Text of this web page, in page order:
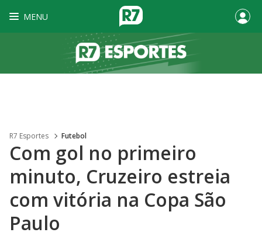
MENU
R7 Esportes Futebol
Com gol no primeiro
minuto, Cruzeiro estreia
com vitória na Copa São
Paulo